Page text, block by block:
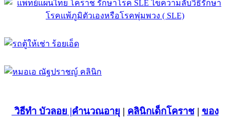
วิธีทำ บัวลอย |คำนวณอายุ | คลินิกเด็กโคราช| ของ